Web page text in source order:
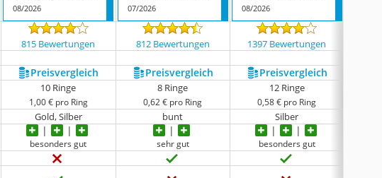
08/2026
07/2026
08/2026
815 Bewertungen 812 Bewertungen 1397 Bewertungen
Preis­vergleich Preis­vergleich Preis­vergleich
10 Ringe
1,00 € pro Ring
8 Ringe
0,62 € pro Ring
12 Ringe
0,58 € pro Ring
Gold, Silber bunt Silber
besonders gut sehr gut besonders gut